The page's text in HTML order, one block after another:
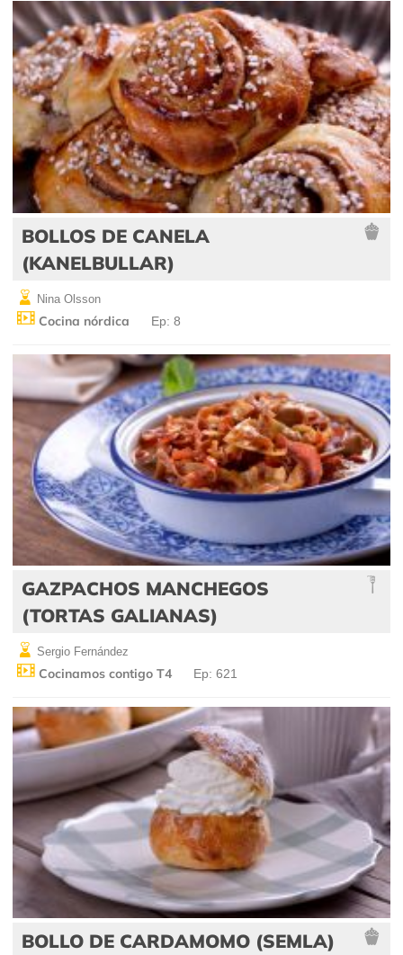
BOLLOS DE CANELA
(KANELBULLAR)
Nina Olsson
Cocina nórdica Ep: 8
GAZPACHOS MANCHEGOS
(TORTAS GALIANAS)
Sergio Fernández
Cocinamos contigo T4 Ep: 621
BOLLO DE CARDAMOMO (SEMLA)